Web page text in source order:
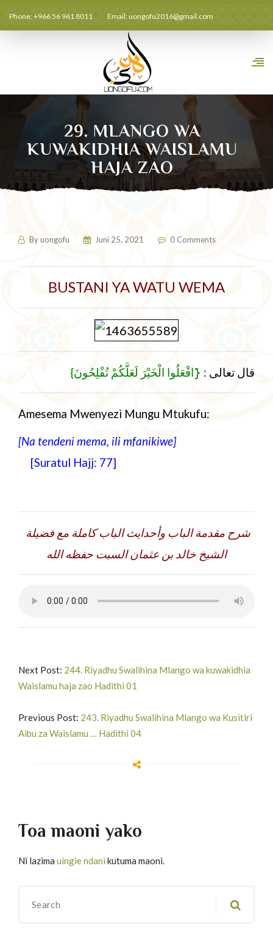
Phone: +966 56 961 8011 Email:uongofu2016@gmail.com
29. MLANGO WA
KUWAKIDHIA WAISLAMU
HAJA ZAO
Byuongofu Juni 25, 2021 0 Comments
BUSTANI YA WATU WEMA
{ قال تعالى : {َافْعَلُوا الْخَيْرَ لَعَلَّكُمْ تُفْلِحُونَ
Amesema Mwenyezi Mungu Mtukufu:
[Na tendeni mema, ili mfanikiwe]
[Suratul Hajj: 77]
شرح مقدمة الباب وأحدايث الباب كاملة مع فضيلة
الشيخ خالد بن عثمان السبت حفظه الله
Next Post: 244. Riyadhu Swalihina Mlango wa kuwakidhia
Waislamu haja zao Hadithi 01
Previous Post: 243. Riyadhu Swalihina Mlango wa Kusitiri
Aibu za Waislamu … Hadithi 04
Toa maoni yako
Ni lazima uingie ndani kutuma maoni.